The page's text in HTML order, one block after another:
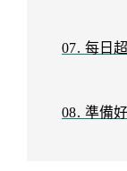
07. 每日
08. 準備